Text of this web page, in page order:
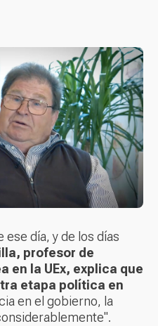
ese día, y de los días
profesor de
en la UEx, explica que
etapa política en
en el gobierno, la